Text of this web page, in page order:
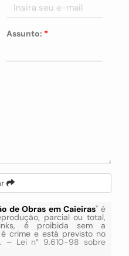
Assunto: *
de Obras em Caieiras" é
parcial ou total,
é proibida sem a
crime e está previsto no
– Lei n° 9.610-98 sobre